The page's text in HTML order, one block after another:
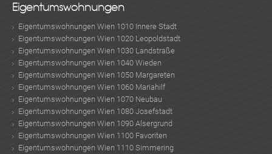
Eigentumswohnungen
Eigentumswohnungen Wien 1010 Innere Stadt
Eigentumswohnungen Wien 1020 Leopoldstadt
Eigentumswohnungen Wien 1030 Landstraße
Eigentumswohnungen Wien 1040 Wieden
Eigentumswohnungen Wien 1050 Margareten
Eigentumswohnungen Wien 1060 Mariahilf
Eigentumswohnungen Wien 1070 Neubau
Eigentumswohnungen Wien 1080 Josefstadt
Eigentumswohnungen Wien 1090 Alsergrund
Eigentumswohnungen Wien 1100 Favoriten
Eigentumswohnungen Wien 1110 Simmering